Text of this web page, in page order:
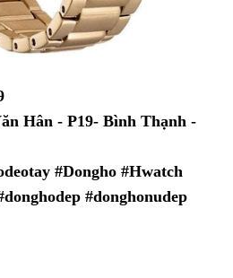
Hân - P19- Bình Thạnh -
#Dongho #Hwatch
#donghonudep